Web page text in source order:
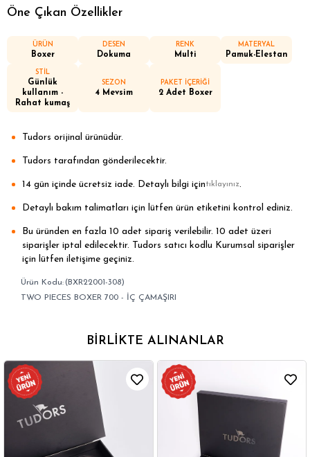
Öne Çıkan Özellikler
ÜRÜN
Boxer
DESEN
Dokuma
RENK
Multi
MATERYAL
Pamuk-Elestan
STİL
Günlük
kullanım -
Rahat kumaş
SEZON
4 Mevsim
PAKET İÇERİĞİ
2 Adet Boxer
Tudors orijinal ürünüdür.
Tudors tarafından gönderilecektir.
14 gün içinde ücretsiz iade. Detaylı bilgi içintıklayınız.
Detaylı bakım talimatları için lütfen ürün etiketini kontrol ediniz.
Bu üründen en fazla 10 adet sipariş verilebilir. 10 adet üzeri
siparişler iptal edilecektir. Tudors satıcı kodlu Kurumsal siparişler
için lütfen iletişime geçiniz.
(BXR22001-308)
TWO PIECES BOXER 700 - İÇ ÇAMAŞIRI
BIRLIKTE ALINANLAR